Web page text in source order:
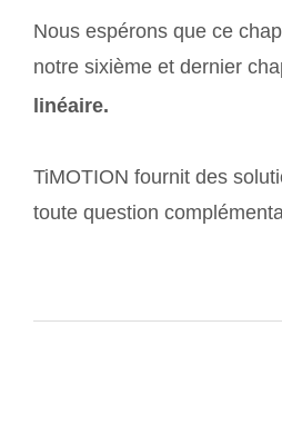
Nous espérons que ce
notre sixième et dernier
linéaire.
TiMOTION fournit des
toute question